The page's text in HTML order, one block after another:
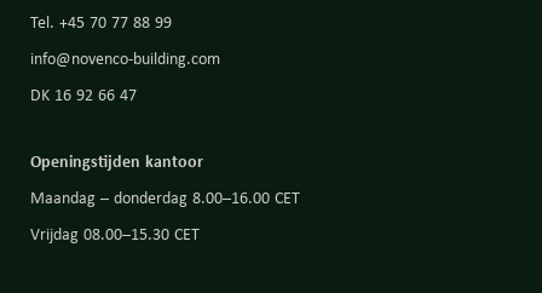
Tel. +45 70 77 88 99
info@novenco-building.com
DK 16 92 66 47
Openingstijden kantoor
Maandag – donderdag 8.00–16.00 CET
Vrijdag 08.00–15.30 CET